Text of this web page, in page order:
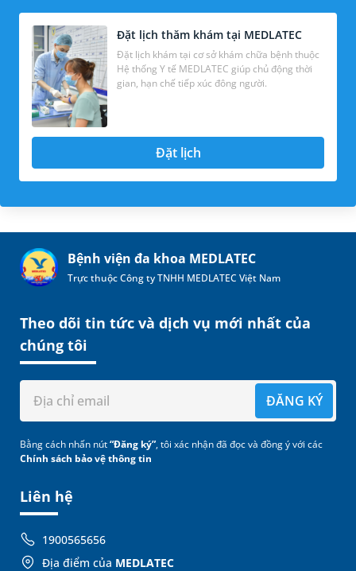
Đặt lịch thăm khám tại MEDLATEC
Đặt lịch khám tại cơ sở khám chữa bệnh thuộc
Hệ thống Y tế MEDLATEC giúp chủ động thời
gian, hạn chế tiếp xúc đông người.
Đặt lịch
Bệnh viện đa khoa MEDLATEC
Trực thuộc Công ty TNHH MEDLATEC Việt Nam
Liên hệ
1900565656
Địa điểm của MEDLATEC
Theo dõi tin tức và dịch vụ mới nhất của
chúng tôi
ĐĂNG KÝ
Bằng cách nhấn nút“Đăng ký”, tôi xác nhận đã đọc và đồng ý với các
Chính sách bảo vệ thông tin